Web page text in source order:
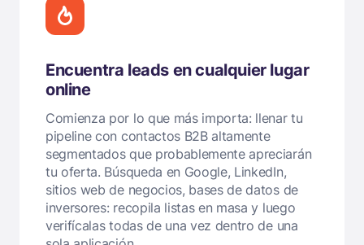
Encuentra leads en cualquier lugar
online
Comienza por lo que más importa: llenar tu
pipeline con contactos B2B altamente
segmentados que probablemente apreciarán
tu oferta. Búsqueda en Google, LinkedIn,
sitios web de negocios, bases de datos de
inversores: recopila listas en masa y luego
verifícalas todas de una vez dentro de una